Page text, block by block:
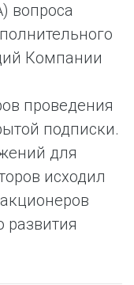
вопроса
Компании
проведения
подписки.
для
исходил
развития